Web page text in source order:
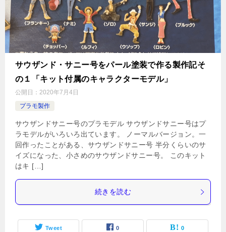
サウザンド・サニー号をパール塗装で作る製作記そ
の１「キット付属のキャラクターモデル」
公開日： 2020年7月4日
プラモ製作
サウザンドサニー号のプラモデル サウザンドサニー号はプ
ラモデルがいろいろ出ています。 ノーマルバージョン。一
回作ったことがある、サウザンドサニー号 半分くらいのサ
イズになった、小さめのサウザンドサニー号。 このキット
はキ […]
続きを読む
Tweet 0 0